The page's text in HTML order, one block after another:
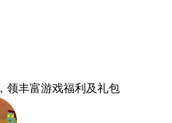
，领丰富游戏福利 及礼包